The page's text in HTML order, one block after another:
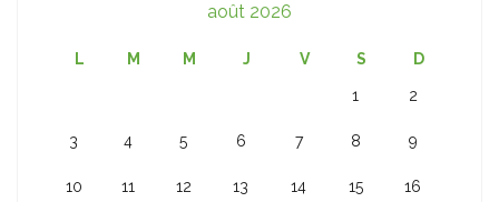
août 2026
L M M J V S D
1 2
3 4 5 6 7 8 9
10 11 12 13 14 15 16